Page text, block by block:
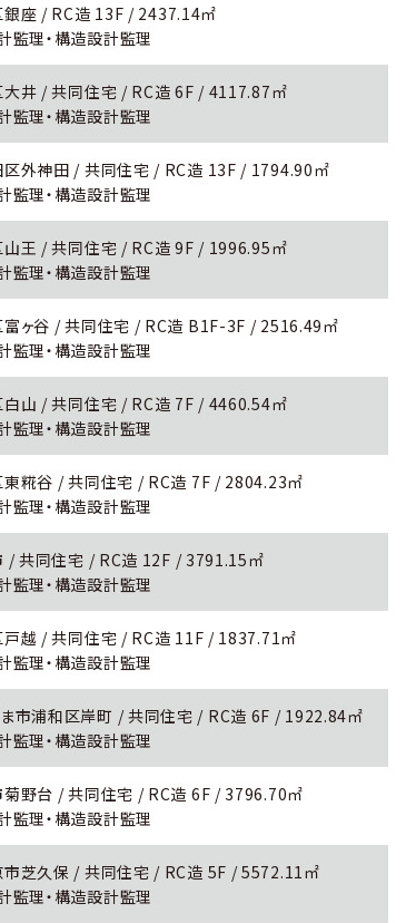
座 / RC造 13F / 2437.14㎡
監理・構造設計監理
井 / 共同住宅 / RC造 6F / 4117.87㎡
監理・構造設計監理
外神田 / 共同住宅 / RC造 13F / 1794.90㎡
監理・構造設計監理
王 / 共同住宅 / RC造 9F / 1996.95㎡
監理・構造設計監理
ヶ谷 / 共同住宅 / RC造 B1F-3F / 2516.49㎡
監理・構造設計監理
山 / 共同住宅 / RC造 7F / 4460.54㎡
監理・構造設計監理
糀谷 / 共同住宅 / RC造 7F / 2804.23㎡
監理・構造設計監理
/ 共同住宅 / RC造 12F / 3791.15㎡
監理・構造設計監理
越 / 共同住宅 / RC造 11F / 1837.71㎡
監理・構造設計監理
市浦和区岸町 / 共同住宅 / RC造 6F / 1922.84㎡
監理・構造設計監理
野台 / 共同住宅 / RC造 6F / 3796.70㎡
監理・構造設計監理
芝久保 / 共同住宅 / RC造 5F / 5572.11㎡
監理・構造設計監理